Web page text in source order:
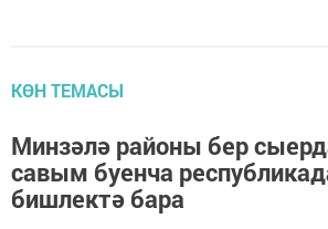
КӨН ТЕМАСЫ
Минзәлә районы бер
савым буенча
бишлектә бара